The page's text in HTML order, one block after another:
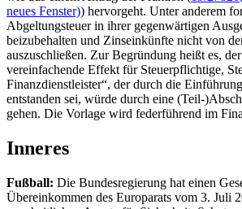
neues Fenster)) hervorgeht. Unter anderem
Abgeltungsteuer in ihrer gegenwärtigen
beizubehalten und Zinseinkünfte nicht von
auszuschließen. Zur Begründung heißt es,
vereinfachende Effekt für Steuerpflichtige,
Finanzdienstleister“, der durch die
entstanden sei, würde durch eine (Teil-
gehen. Die Vorlage wird federführend im
Inneres
Fußball: Die Bundesregierung hat einen
Übereinkommen des Europarats vom 3. Juli